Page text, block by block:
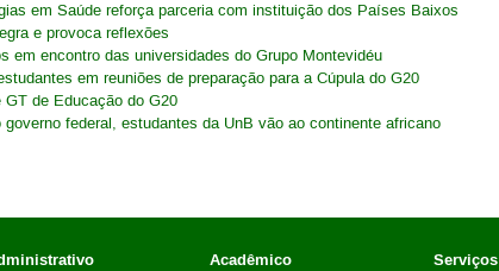
em Saúde reforça parceria com instituição dos Países Baixos
e provoca reflexões
em encontro das universidades do Grupo Montevidéu
em reuniões de preparação para a Cúpula do G20
de Educação do G20
federal, estudantes da UnB vão ao continente africano
Acadêmico Serviços